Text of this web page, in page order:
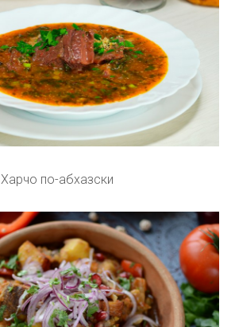
Харчо по-абхазски